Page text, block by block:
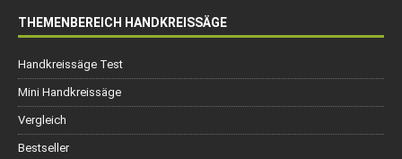
THEMENBEREICH HANDKREISSÄGE
Handkreissäge Test
Mini Handkreissäge
Vergleich
Bestseller